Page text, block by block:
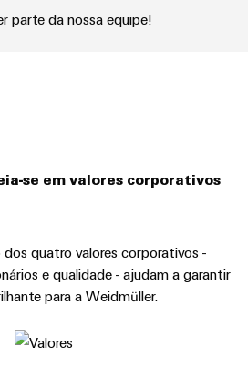
parte da nossa equipe!
se em valores corporativos
quatro valores corporativos -
e qualidade - ajudam a garantir
para a Weidmüller.